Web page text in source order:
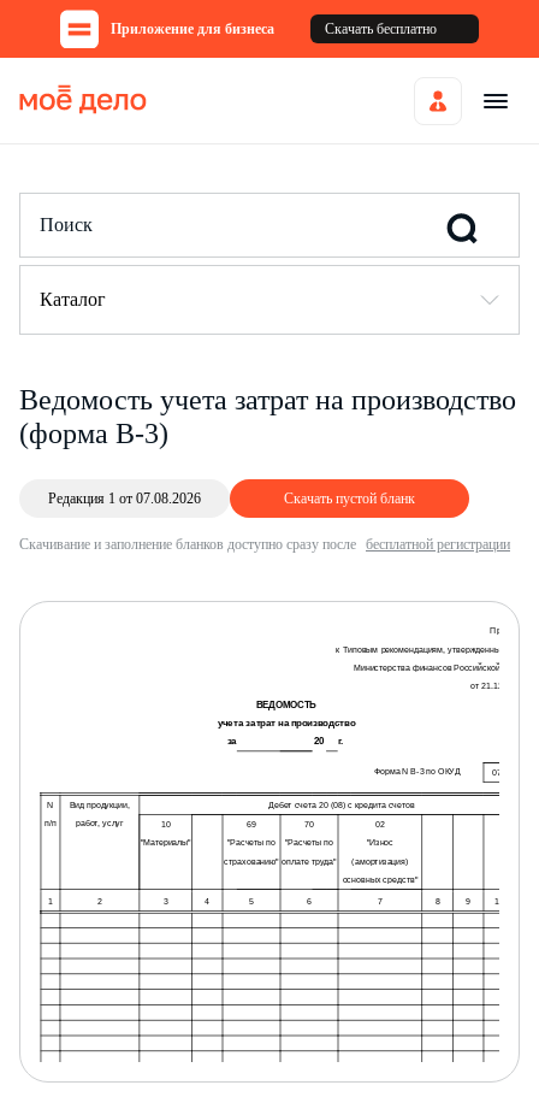
Приложение для бизнеса Скачать бесплатно
Каталог
Ведомость учета затрат на производство
(форма В-3)
Редакция 1 от 07.08.2026 Скачать пустой бланк
Скачивание и заполнение бланков доступно сразу после бесплатной регистрации
к Типовым рекомендациям, утвержденным
Министерства финансов Российской
от 21.12.98 г. N
ВЕДОМОСТЬ
учета затрат на производство
за
20 г.
Форма N В-3 по ОКУД 0720303
N
п/п
Вид продукции,
работ, услуг
Дебет счета 20 (08) с кредита счетов
10
"Материалы"
69
"Расчеты по
страхованию"
70
"Расчеты по
оплате труда"
02
"Износ
(амортизация)
основных средств"
1 2 3 4 5 6 7 8 9 10